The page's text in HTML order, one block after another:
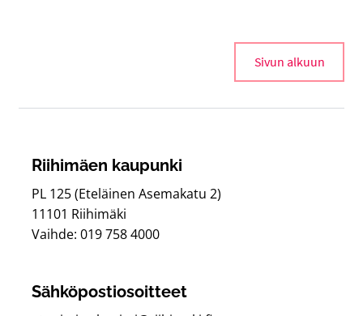
Sivun alkuun
Riihimäen kaupunki
PL 125 (Eteläinen Asemakatu 2)
11101 Riihimäki
Vaihde: 019 758 4000
Sähköpostiosoitteet